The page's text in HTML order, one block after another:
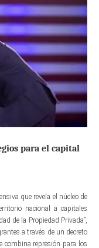
para el capital
que revela el núcleo de
nacional a capitales
de la Propiedad Privada”,
a través de un decreto
combina represión para los